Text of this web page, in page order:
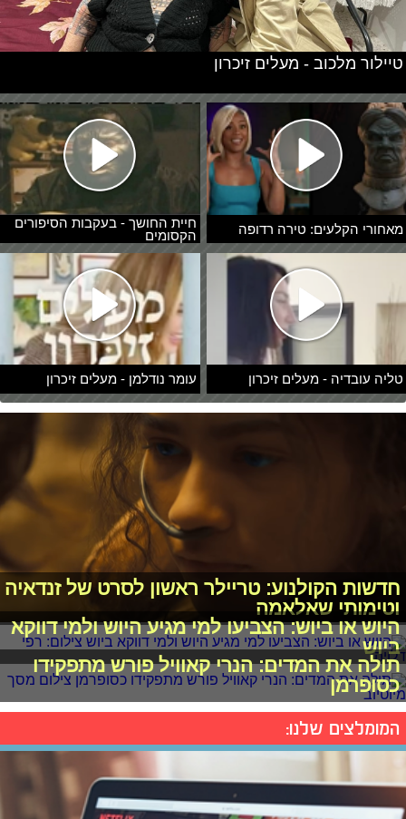
מאחורי הקלעים: טירה רדופה
חיית החושך - בעקבות הסיפורים
הקסומים
טליה עובדיה - מעלים זיכרון עומר נודלמן - מעלים זיכרון
טיילור מלכוב - מעלים זיכרון
חדשות הקולנוע: טריילר ראשון לסרט של זנדאיה
וטימותי שאלאמה
היוש או ביוש: הצביעו למי מגיע היוש ולמי דווקא
ביוש
תולה את המדים: הנרי קאוויל פורש מתפקידו
כסופרמן
המומלצים שלנו: